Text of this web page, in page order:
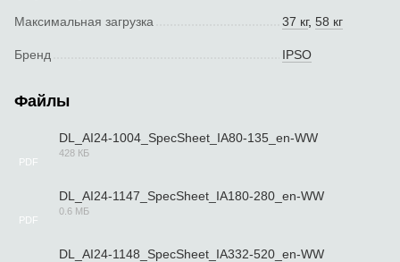
Максимальная загрузка 37 кг, 58 кг
Бренд IPSO
Файлы
PDF
DL_AI24-1004_SpecSheet_IA80-135_en-WW
428 КБ
PDF
DL_AI24-1147_SpecSheet_IA180-280_en-WW
0.6 МБ
DL_AI24-1148_SpecSheet_IA332-520_en-WW